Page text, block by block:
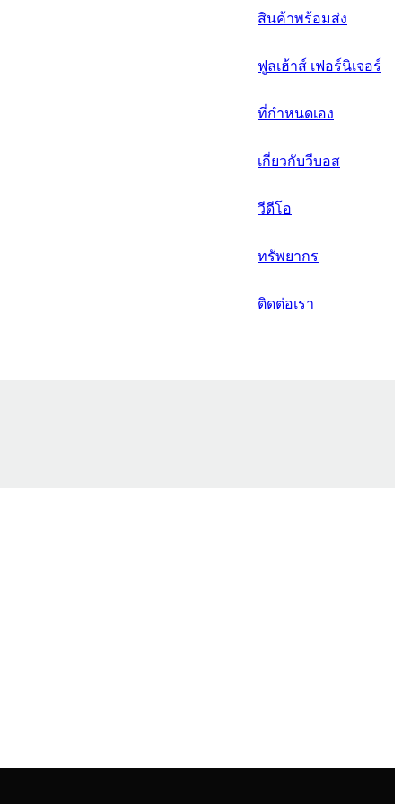
日语
italiano
français
العربية
สินค้าพร้อมส่ง
ฟูลเฮ้าส์ เฟอร์นิเจอร์
ที่กำหนดเอง
เกี่ยวกับวีบอส
วีดีโอ
ทรัพยากร
ติดต่อเรา